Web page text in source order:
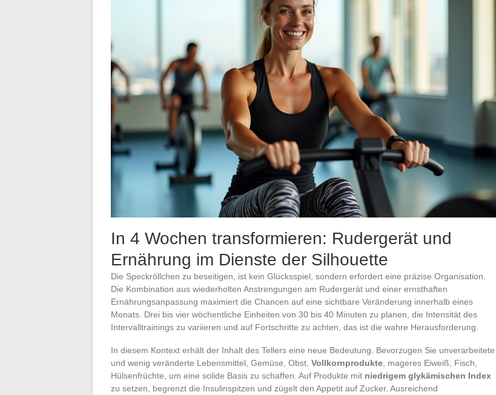
In 4 Wochen transformieren: Rudergerät und
Ernährung im Dienste der Silhouette
Die Speckröllchen zu beseitigen, ist kein Glücksspiel, sondern erfordert eine präzise Organisation.
Die Kombination aus wiederholten Anstrengungen am Rudergerät und einer ernsthaften
Ernährungsanpassung maximiert die Chancen auf eine sichtbare Veränderung innerhalb eines
Monats. Drei bis vier wöchentliche Einheiten von 30 bis 40 Minuten zu planen, die Intensität des
Intervalltrainings zu variieren und auf Fortschritte zu achten, das ist die wahre Herausforderung.
In diesem Kontext erhält der Inhalt des Tellers eine neue Bedeutung. Bevorzugen Sie unverarbeitete
und wenig veränderte Lebensmittel, Gemüse, Obst, Vollkornprodukte , mageres Eiweiß, Fisch,
Hülsenfrüchte, um eine solide Basis zu schaffen. Auf Produkte mit niedrigem glykämischen Index
zu setzen, begrenzt die Insulinspitzen und zügelt den Appetit auf Zucker. Ausreichend